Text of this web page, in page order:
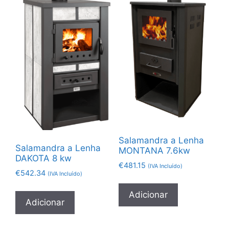
Salamandra a Lenha
DAKOTA 8 kw
€542.34 (IVA Incluído)
Adicionar
Salamandra a Lenha
MONTANA 7.6kw
€481.15 (IVA Incluído)
Adicionar